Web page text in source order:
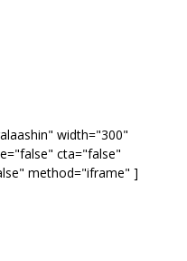
width="300"
cta="false"
method="iframe" ]